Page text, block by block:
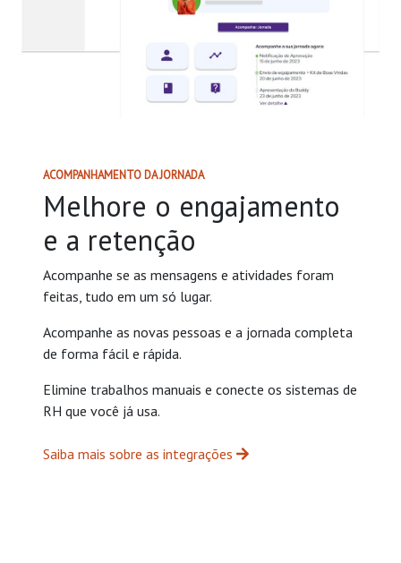
ACOMPANHAMENTO DA JORNADA
Melhore o engajamento
e a retenção
Acompanhe se as mensagens e atividades foram
feitas, tudo em um só lugar.
Acompanhe as novas pessoas e a jornada completa
de forma fácil e rápida.
Elimine trabalhos manuais e conecte os sistemas de
RH que você já usa.
Saiba mais sobre as integrações